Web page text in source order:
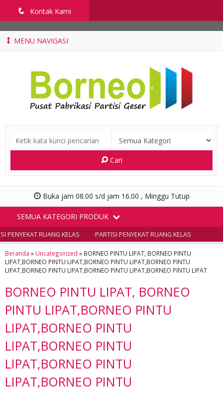
q Kontak Kami
MENU NAVIGASI
Cari
Buka jam 08.00 s/d jam 16.00 , Minggu Tutup
SEMUA KATEGORI PRODUK
PENYEKAT RUANG KELAS PARTISI PENYEKAT RUANG KELAS
Beranda » Uncategorized » BORNEO PINTU LIPAT, BORNEO PINTU
LIPAT,BORNEO PINTU LIPAT,BORNEO PINTU LIPAT,BORNEO PINTU
LIPAT,BORNEO PINTU LIPAT,BORNEO PINTU LIPAT,BORNEO PINTU LIPAT
BORNEO PINTU LIPAT, BORNEO
PINTU LIPAT,BORNEO PINTU
LIPAT,BORNEO PINTU
LIPAT,BORNEO PINTU
LIPAT,BORNEO PINTU
LIPAT,BORNEO PINTU